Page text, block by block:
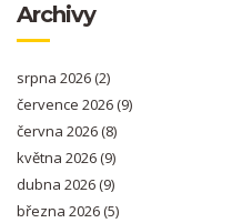
Archivy
srpna 2026(2)
července 2026(9)
června 2026(8)
května 2026(9)
dubna 2026(9)
března 2026(5)